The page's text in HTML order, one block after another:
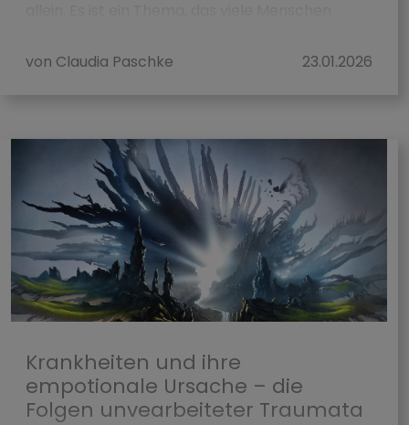
von Claudia Paschke
23.01.2026
Krankheiten und ihre
empotionale Ursache – die
Folgen unvearbeiteter Traumata